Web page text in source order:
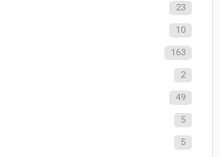
23
10
163
2
49
5
5